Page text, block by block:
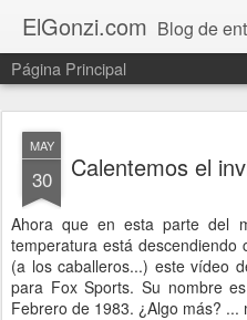
ElGonzi.com Blog de entretenimiento, chismes,
Página Principal
MAY
30 Calentemos el
Ahora que en esta parte del
temperatura está
(a los caballeros...) este vídeo
para Fox Sports. Su nombre
Febrero de 1983. ¿Algo más?